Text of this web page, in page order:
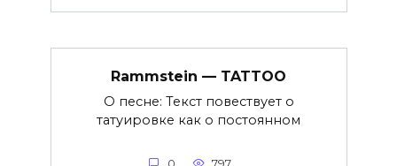
Rammstein — TATTOO
О песне: Текст повествует о
татуировке как о постоянном